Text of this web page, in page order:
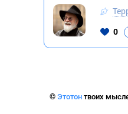
0
© Этотон твоих